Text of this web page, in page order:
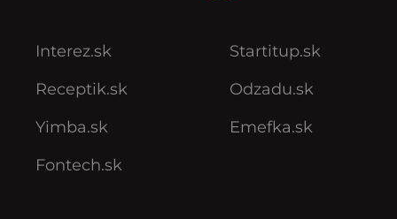
Interez.sk
Receptik.sk
Yimba.sk
Fontech.sk
Startitup.sk
Odzadu.sk
Emefka.sk